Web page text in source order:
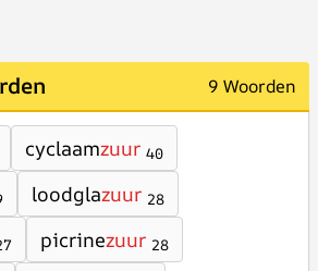
9 Woorden
cyclaamzuur 40
loodglazuur 28
picrinezuur 28